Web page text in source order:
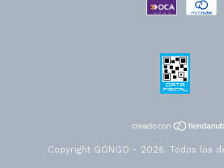
Copyright GONGO - 2026. Todos los